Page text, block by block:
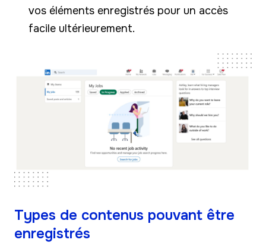
vos éléments enregistrés pour un accès
facile ultérieurement.
Types de contenus pouvant être
enregistrés